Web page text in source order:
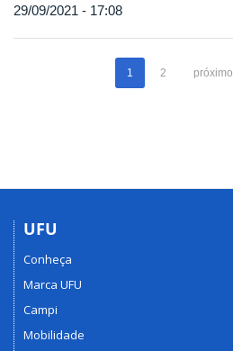
29/09/2021 - 17:08
1 2 próximo
UFU
Conheça
Marca UFU
Campi
Mobilidade